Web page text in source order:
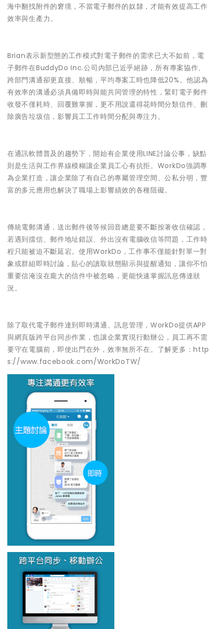
海中翻找附件的窘境，不當電子郵件的奴隸，才能有效提高工作
效率與生產力。
Brian表示新型態的工作模式對電子郵件的需求已大不如前，電
子郵件在BuddyDo Inc.公司內部已近乎絕跡，所有專案協作、
跨部門溝通卻更直接、順暢，平均專案工時也降低20%。他認為
有效率的溝通必須具備即時與能共同管理的特性，緊盯電子郵件
收發不僅耗時、回覆難掌握 ，更不用說還得花時間分類信件、刪
除廣告垃圾信，影響員工工作時間分配與專注力。
在通訊軟體普及的趨勢下，開始有企業使用LINE討論公事，缺點
則是生活與工作界線模糊讓企業員工心有抗拒。WorkDo強調專
為企業打造，讓企業除了有自己的專屬管理空間、公私分明，豐
富的多元應用也解決了職場上影響績效的各種阻礙。
傳統電郵溝通，送出郵件後等候回音總是要不斷按著收信確認，
若遇到擋信、郵件地址錯誤、外出沒有電腦收信等問題，工作時
程只能被迫不斷延宕。使用WorkDo，工作事不僅能針對單一對
象或群組即時討論，貼心的讀取狀態顯示與提醒通知，讓你不怕
重要信淹沒在龐大的信件中被忽略，更能快速掌握訊息傳達狀
況。
除了取代電子郵件達到即時溝通、訊息管理，WorkDo提供APP
與網頁版跨平台同步作業，也讓企業實現行動辦公，員工再不需
要守在電腦前，即使出門在外，效率無所不在。了解更多：http
s://www.facebook.com/WorkDoTW/